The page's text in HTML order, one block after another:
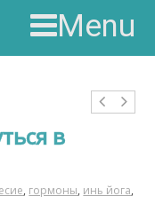
Menu
в
, гормоны, инь йога,